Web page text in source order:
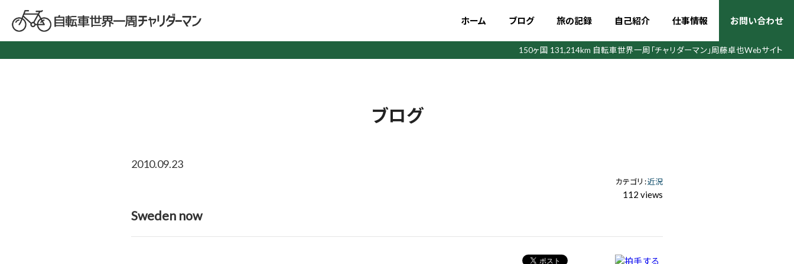
ホーム ブログ 旅の記録 自己紹介 仕事情報 お問い合わせ
150ヶ国 131,214km 自転車世界一周 「チャリダーマン」周藤卓也Webサイト
ブログ
2010.09.23
カテゴリ :近況
112 views
Sweden now